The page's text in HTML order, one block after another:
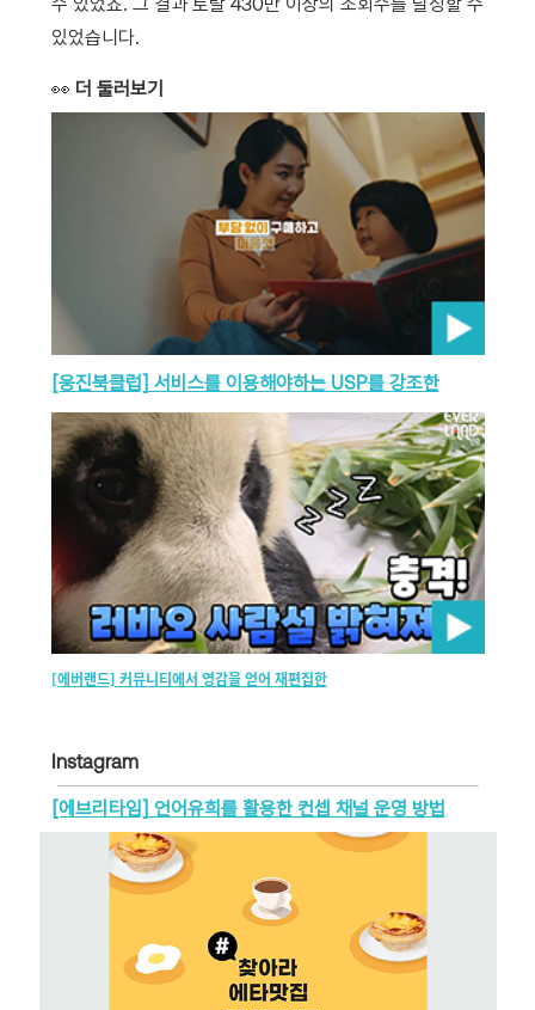
있었습니다.
👀 더 둘러보기
[웅진북클럽] 서비스를 이용해야하는 USP를 강조한
[에버랜드] 커뮤니티에서 영감을 얻어 재편집한
Instagram
[에브리타임] 언어유희를 활용한 컨셉 채널 운영 방법